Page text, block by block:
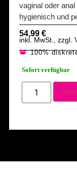
vaginal oder
hygienisch und
54,99 €
inkl. MwSt., zzgl.
100%
Sofort verfügbar
In